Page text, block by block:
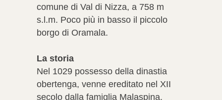
comune di Val di Nizza, a 758 m
s.l.m. Poco più in basso il piccolo
borgo di Oramala.
La storia
Nel 1029 possesso della dinastia
obertenga, venne ereditato nel XII
secolo dalla famiglia Malaspina.